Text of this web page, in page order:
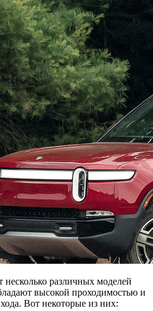
различных моделей
высокой проходимостью и
Вот некоторые из них: